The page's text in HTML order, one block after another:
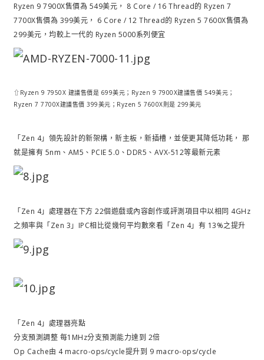
Ryzen 9 7900X售價為 549美元， 8 Core / 16 Thread的 Ryzen 7
7700X售價為 399美元， 6 Core / 12 Thread的 Ryzen 5 7600X售價為
299美元，均較上一代的 Ryzen 5000系列便宜
⇧Ryzen 9 7950X 建議售價是 699美元；Ryzen 9 7900X建議售價 549美元；
Ryzen 7 7700X建議售價 399美元；Ryzen 5 7600X則是 299美元
「Zen 4」領先設計的新架構，新主板，新插槽，並使更其降低功耗， 那
就是擁有 5nm、AM5、PCIE 5.0、DDR5、AVX-512等最新元素
「Zen 4」處理器在下方 22個遊戲或內容創作或評測項目中以相同 4GHz
之頻率與「Zen 3」IPC相比從幾何平均數來看「Zen 4」有 13%之提升
「Zen 4」處理器亮點
分支預測調整 每1MHz分支預測能力達到 2倍
Op Cache由 4 macro-ops/cycle提升到 9 macro-ops/cycle